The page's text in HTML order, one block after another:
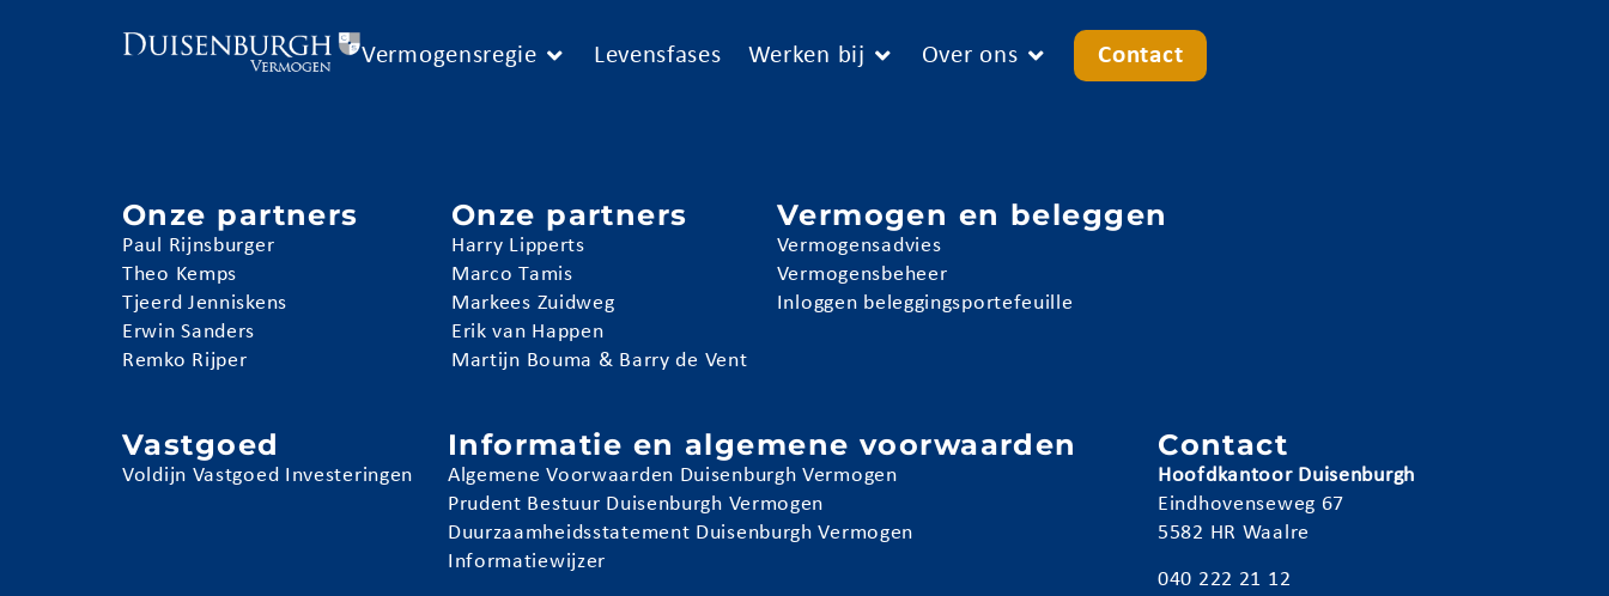
Vermogensregie Levensfases Werken bij Over ons Contact
Onze partners
Paul Rijnsburger
Theo Kemps
Tjeerd Jenniskens
Erwin Sanders
Remko Rijper
Onze partners
Harry Lipperts
Marco Tamis
Markees Zuidweg
Erik van Happen
Martijn Bouma & Barry de Vent
Vermogen en beleggen
Vermogensadvies
Vermogensbeheer
Inloggen beleggingsportefeuille
Vastgoed
Voldijn Vastgoed Investeringen
Informatie en algemene voorwaarden
Algemene Voorwaarden Duisenburgh Vermogen
Prudent Bestuur Duisenburgh Vermogen
Duurzaamheidsstatement Duisenburgh Vermogen
Informatiewijzer
Contact
Hoofdkantoor Duisenburgh
Eindhovenseweg 67
5582 HR Waalre
040 222 21 12